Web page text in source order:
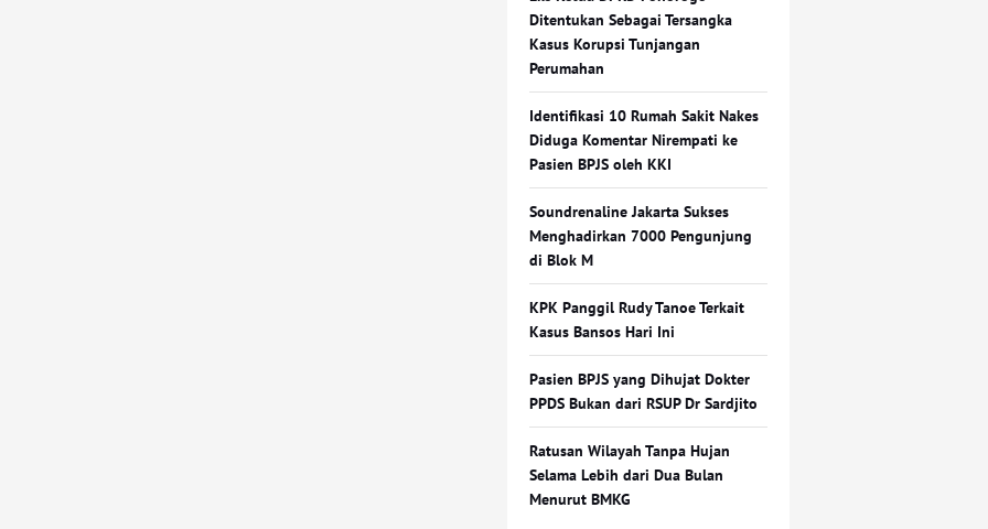
Ditentukan Sebagai Tersangka
Kasus Korupsi Tunjangan
Perumahan
Identifikasi 10 Rumah Sakit Nakes
Diduga Komentar Nirempati ke
Pasien BPJS oleh KKI
Soundrenaline Jakarta Sukses
Menghadirkan 7000 Pengunjung
di Blok M
KPK Panggil Rudy Tanoe Terkait
Kasus Bansos Hari Ini
Pasien BPJS yang Dihujat Dokter
PPDS Bukan dari RSUP Dr Sardjito
Ratusan Wilayah Tanpa Hujan
Selama Lebih dari Dua Bulan
Menurut BMKG